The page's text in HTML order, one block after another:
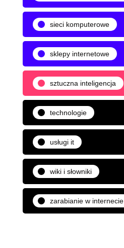
sieci komputerowe
sklepy internetowe
sztuczna inteligencja
technologie
usługi it
wiki i słowniki
zarabianie w internecie